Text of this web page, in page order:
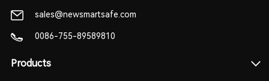
sales@newsmartsafe.com
0086-755-89589810
Products